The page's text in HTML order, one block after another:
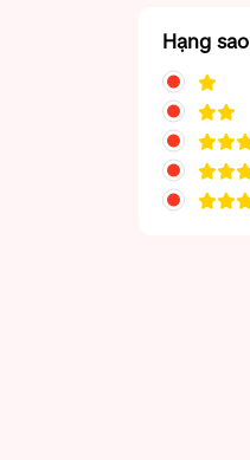
Hạng sao